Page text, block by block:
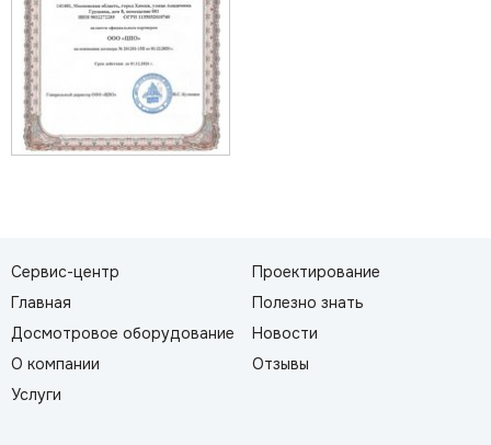
Сервис-центр
Главная
Досмотровое оборудование
О компании
Услуги
Проектирование
Полезно знать
Новости
Отзывы